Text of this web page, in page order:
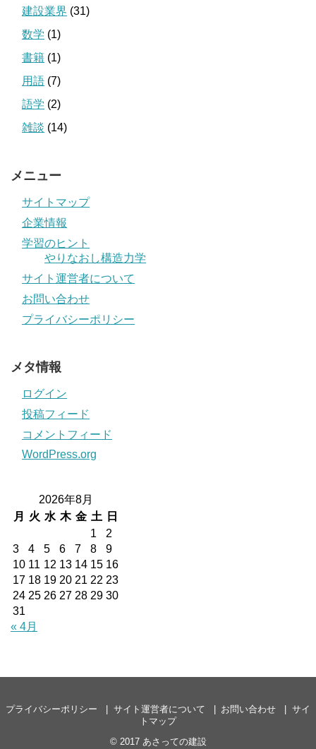
建設業界 (31)
数学 (1)
書籍 (1)
用語 (7)
語学 (2)
雑談 (14)
メニュー
サイトマップ
企業情報
学習のヒント
やりなおし構造力学
サイト運営者について
お問い合わせ
プライバシーポリシー
メタ情報
ログイン
投稿フィード
コメントフィード
WordPress.org
2026年8月
月
火 水 木 金 土
日
1
2
3
4 5 6 7 8
9
10 11 12 13 14 15 16
17 18 19 20 21 22 23
24 25 26 27 28 29 30
31
« 4月
プライバシーポリシー サイト運営者について お問い合わせ
サイ
トマップ
© 2017 あさっての建設